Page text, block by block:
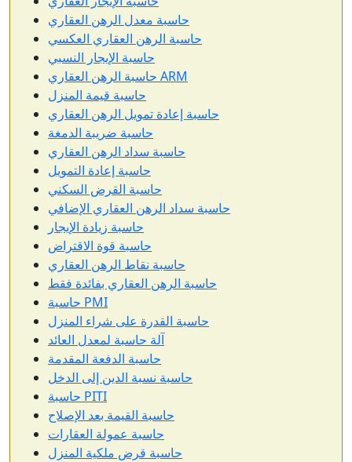
حاسبة معدل الرهن العقاري
حاسبة الرهن العقاري العكسي
حاسبة الإيجار النسبي
حاسبة الرهن العقاري ARM
حاسبة قيمة المنزل
حاسبة إعادة تمويل الرهن العقاري
حاسبة ضريبة الدمغة
حاسبة سداد الرهن العقاري
حاسبة إعادة التمويل
حاسبة القرض السكني
حاسبة سداد الرهن العقاري الإضافي
حاسبة زيادة الإيجار
حاسبة قوة الاقتراض
حاسبة نقاط الرهن العقاري
حاسبة الرهن العقاري بفائدة فقط
حاسبة PMI
حاسبة القدرة على شراء المنزل
آلة حاسبة لمعدل العائد
حاسبة الدفعة المقدمة
حاسبة نسبة الدين إلى الدخل
حاسبة PITI
حاسبة القيمة بعد الإصلاح
حاسبة عمولة العقارات
حاسبة قرض ملكية المنزل